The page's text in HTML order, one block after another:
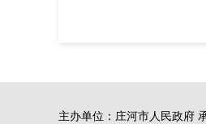
主办单位：庄河市人民政府